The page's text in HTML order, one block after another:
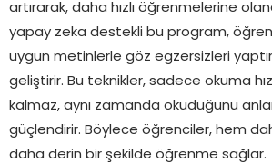
artırarak, daha hızlı öğrenmelerine
yapay zeka destekli bu program,
uygun metinlerle göz egzersizleri
geliştirir. Bu teknikler, sadece okuma
kalmaz, aynı zamanda okuduğunu
güçlendirir. Böylece öğrenciler, hem
daha derin bir şekilde öğrenme sağlar.